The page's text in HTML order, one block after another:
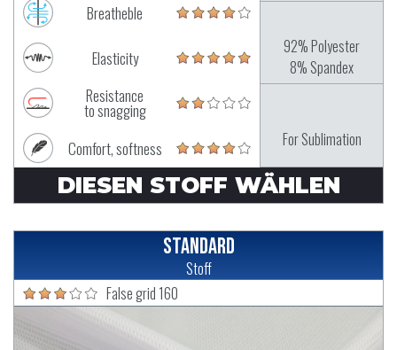
Breatheble
Elasticity
Resistance
to snagging
Comfort, softness
92% Polyester
8% Spandex
For Sublimation
DIESEN STOFF WÄHLEN
Standard
Stoff
False grid 160